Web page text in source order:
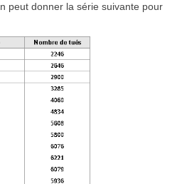
peut donner la série suivante pour